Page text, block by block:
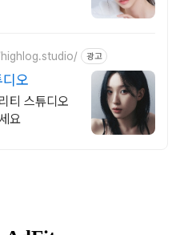
광고
오
티 스튜디오
요